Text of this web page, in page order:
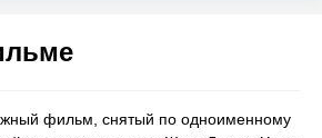
фильм, снятый по одноименному